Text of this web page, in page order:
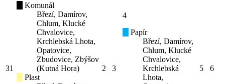
31
Komunál
Březí, Damírov,
Chlum, Klucké
Chvalovice,
Krchlebská Lhota,
Opatovice,
Zbudovice, Zbýšov
(Kutná Hora)
Plast
2 3
4
Papír
Březí, Damírov,
Chlum, Klucké
Chvalovice,
Krchlebská
Lhota,
5 6